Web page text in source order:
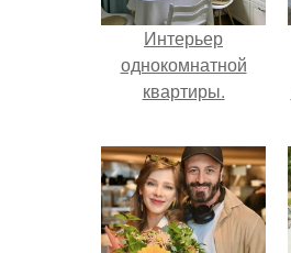
Интерьер
однокомнатной
квартиры.